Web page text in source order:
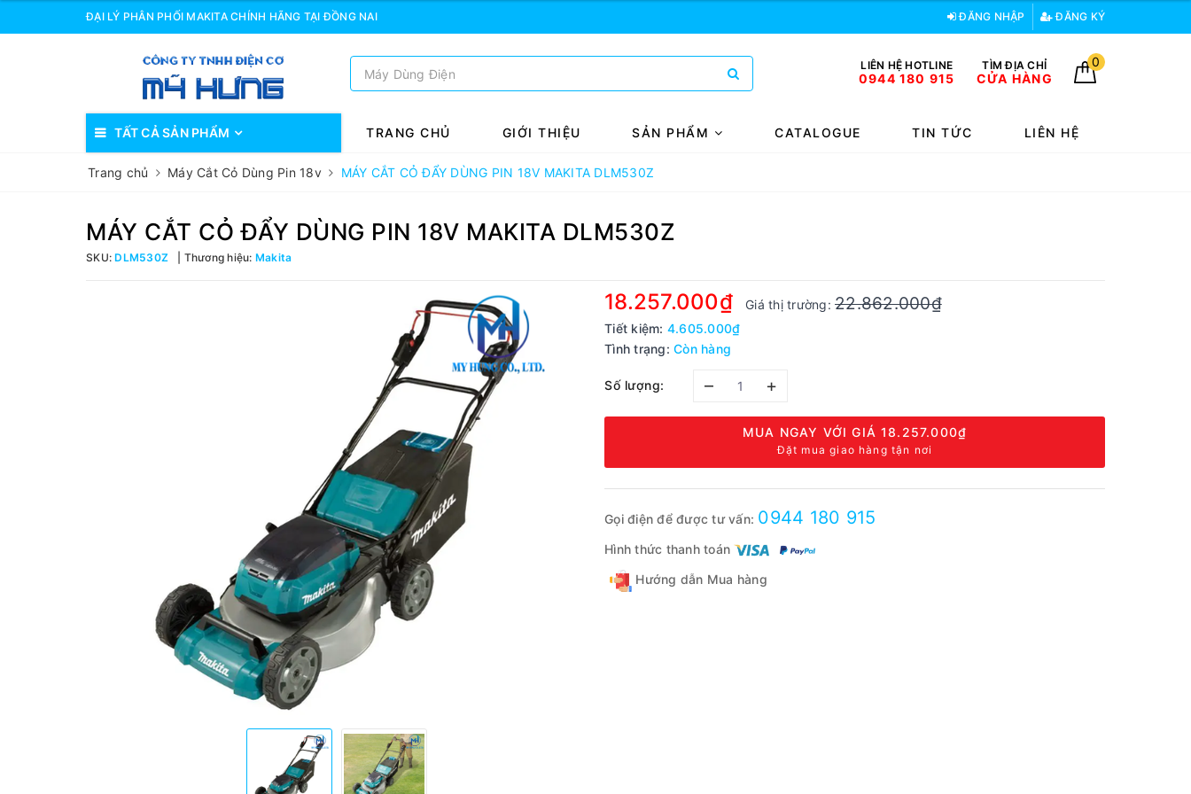
ĐẠI LÝ PHÂN PHỐI MAKITA CHÍNH HÃNG TẠI ĐỒNG NAI ĐĂNG NHẬP ĐĂNG KÝ
LIÊN HỆ HOTLINE
0944 180 915
TÌM ĐỊA CHỈ
CỬA HÀNG
0
TẤT CẢ SẢN PHẨM TRANG CHỦ GIỚI THIỆU SẢN PHẨM CATALOGUE TIN TỨC LIÊN HỆ
Trang chủ Máy Cắt Cỏ Dùng Pin 18v MÁY CẮT CỎ ĐẨY DÙNG PIN 18V MAKITA DLM530Z
MÁY CẮT CỎ ĐẨY DÙNG PIN 18V MAKITA DLM530Z
SKU:DLM530Z Thương hiệu: Makita
18.257.000₫ Giá thị trường: 22.862.000₫
Tiết kiệm: 4.605.000₫
Tình trạng: Còn hàng
Số lượng: – +
MUA NGAY VỚI GIÁ18.257.000₫
Đặt mua giao hàng tận nơi
Gọi điện để được tư vấn: 0944 180 915
Hình thức thanh toán
Hướng dẫn Mua hàng